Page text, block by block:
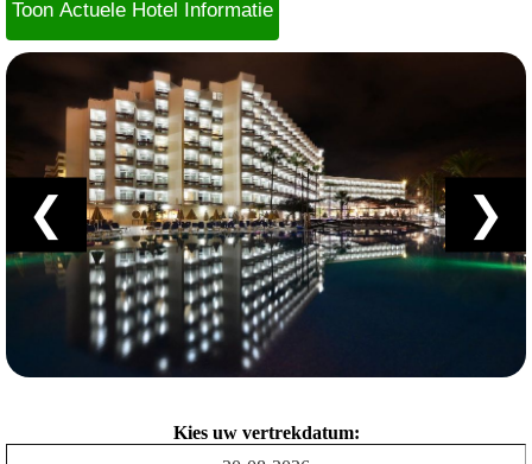
Toon Actuele Hotel Informatie
❮ ❯
Kies uw vertrekdatum: